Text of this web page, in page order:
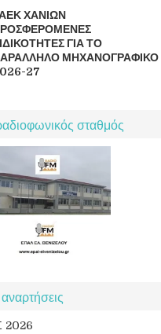
ΧΑΝΙΩΝ
ΓΙΑ ΤΟ
ΜΗΧΑΝΟΓΡΑΦΙΚΟ
27
σταθμός
2026